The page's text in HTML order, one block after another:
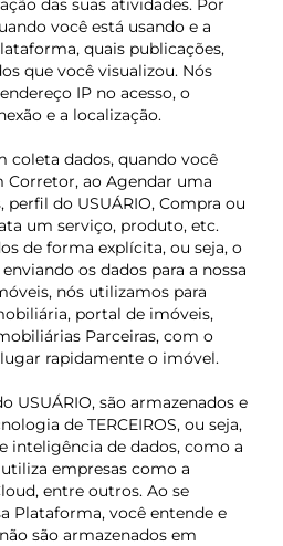
das suas atividades. Por
você está usando e a
quais publicações,
que você visualizou. Nós
IP no acesso, o
e a localização.
coleta dados, quando você
ao Agendar uma
perfil do USUÁRIO, Compra ou
um serviço, produto, etc.
de forma explícita, ou seja, o
os dados para a nossa
nós utilizamos para
portal de imóveis,
Parceiras, com o
rapidamente o imóvel.
USUÁRIO, são armazenados e
de TERCEIROS, ou seja,
inteligência de dados, como a
empresas como a
entre outros. Ao se
Plataforma, você entende e
são armazenados em